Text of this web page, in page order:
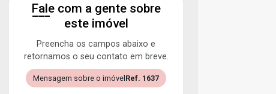
Fale com a gente sobre
este imóvel
Preencha os campos abaixo e
retornamos o seu contato em breve.
Mensagem sobre o imóvel Ref. 1637